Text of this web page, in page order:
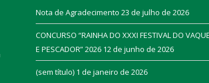
Nota de Agradecimento 23 de julho de 2026
CONCURSO “RAINHA DO XXXI FESTIVAL DO
E PESCADOR” 2026 12 de junho de 2026
(sem título) 1 de janeiro de 2026